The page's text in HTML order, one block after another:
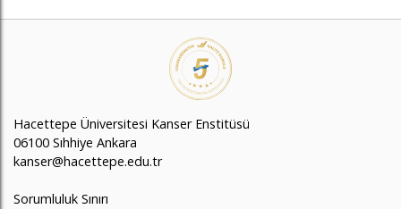
Hacettepe Üniversitesi Kanser Enstitüsü
06100 Sıhhiye Ankara
kanser@hacettepe.edu.tr
Sorumluluk Sınırı